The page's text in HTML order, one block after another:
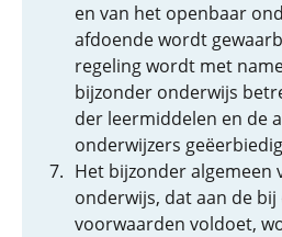
en van het openbaar
afdoende wordt
regeling wordt met
bijzonder onderwijs
der leermiddelen en de
onderwijzers
Het bijzonder algemeen
onderwijs, dat aan de
voorwaarden voldoet,